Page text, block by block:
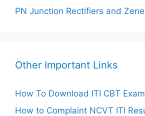
PN Junction Rectifiers and
Other Important Links
How To Download ITI CBT
How to Complaint NCVT ITI